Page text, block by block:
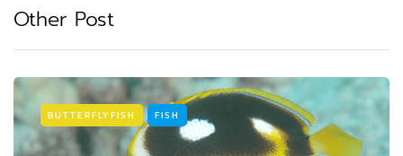
Other Post
BUTTERFLYFISH FISH